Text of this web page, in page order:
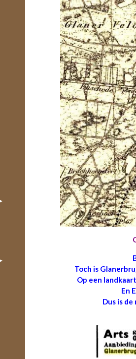
Toch is
Op een
En
Dus is